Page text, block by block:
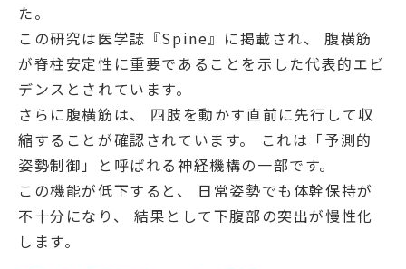
た。
この研究は医学誌『Spine』に掲載され、 腹横筋
が脊柱安定性に重要であることを示した代表的エビ
デンスとされています。
さらに腹横筋は、 四肢を動かす直前に先行して収
縮することが確認されています。 これは「予測的
姿勢制御」と呼ばれる神経機構の一部です。
この機能が低下すると、 日常姿勢でも体幹保持が
不十分になり、 結果として下腹部の突出が慢性化
します。